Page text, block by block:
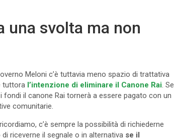
una svolta ma non
Meloni c’è tuttavia meno spazio di trattativa
tuttora l’intenzione di eliminare il Canone Rai. Se
il canone Rai tornerà a essere pagato con un
comunitarie.
c’è sempre la possibilità di richiederne
riceverne il segnale o in alternativa se il